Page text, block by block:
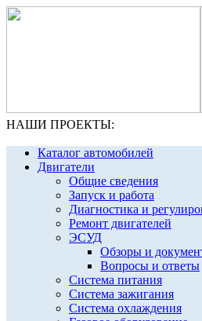
НАШИ ПРОЕКТЫ:
Каталог автомобилей
Двигатели
Общие сведения
Запуск и работа
Диагностика и
Ремонт двигателей
ЭСУД
Обзоры и
Вопросы и ответы
Система питания
Система зажигания
Система охлаждения